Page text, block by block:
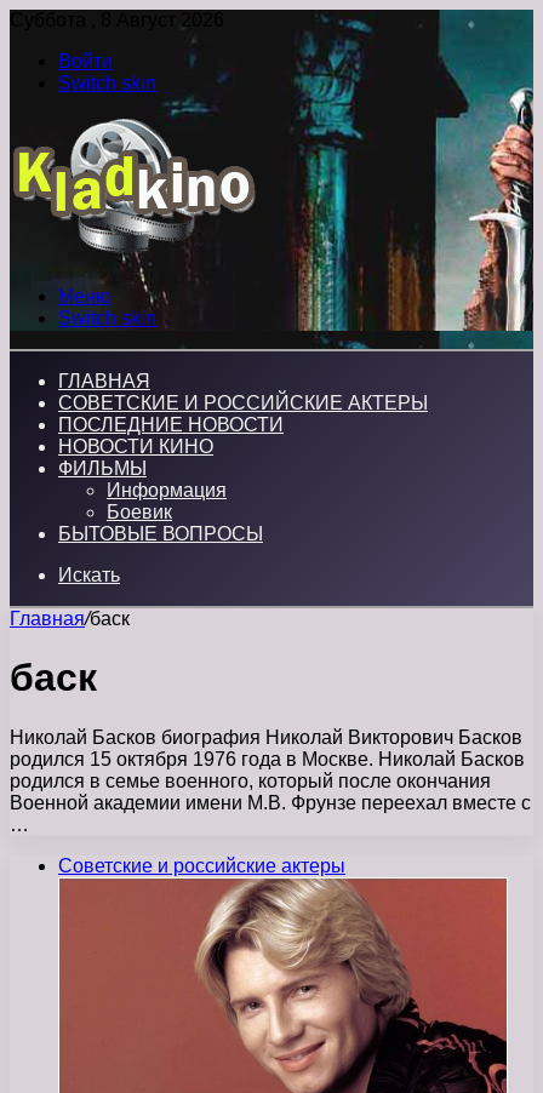
Суббота , 8 Август 2026
Войти
Switch skin
Меню
Switch skin
ГЛАВНАЯ
СОВЕТСКИЕ И РОССИЙСКИЕ АКТЕРЫ
ПОСЛЕДНИЕ НОВОСТИ
НОВОСТИ КИНО
ФИЛЬМЫ
Информация
Боевик
БЫТОВЫЕ ВОПРОСЫ
Искать
Главная/баск
баск
Николай Басков биография Николай Викторович Басков
родился 15 октября 1976 года в Москве. Николай Басков
родился в семье военного, который после окончания
Военной академии имени М.В. Фрунзе переехал вместе с
…
Советские и российские актеры